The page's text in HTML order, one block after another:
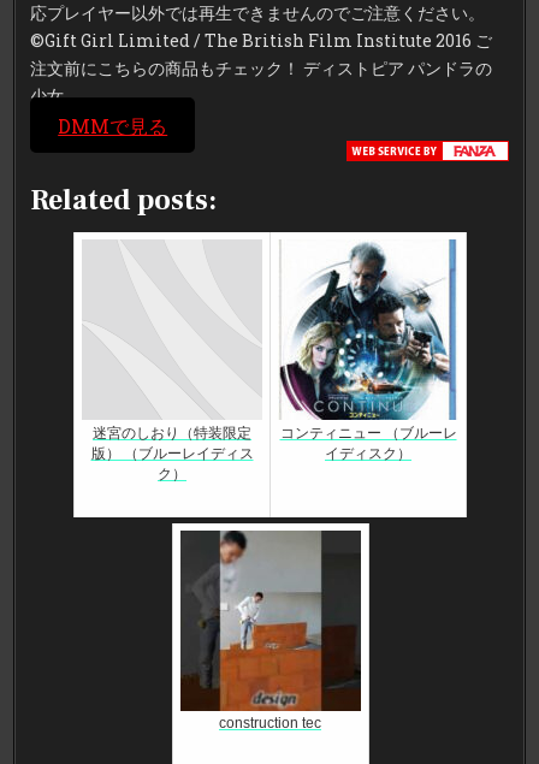
応プレイヤー以外では再生できませんのでご注意ください。
©Gift Girl Limited / The British Film Institute 2016 ご
注文前にこちらの商品もチェック！ ディストピア パンドラの
少女
DMMで見る
Related posts:
迷宮のしおり（特装限定
版） （ブルーレイディス
ク）
コンティニュー （ブルーレ
イディスク）
construction tec